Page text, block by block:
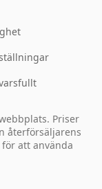
Priser
återförsäljarens
att använda